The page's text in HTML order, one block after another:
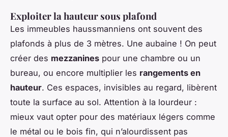
Exploiter la hauteur sous plafond
Les immeubles haussmanniens ont souvent des
plafonds à plus de 3 mètres. Une aubaine ! On peut
créer des mezzanines pour une chambre ou un
bureau, ou encore multiplier les rangements en
hauteur. Ces espaces, invisibles au regard, libèrent
toute la surface au sol. Attention à la lourdeur :
mieux vaut opter pour des matériaux légers comme
le métal ou le bois fin, qui n’alourdissent pas